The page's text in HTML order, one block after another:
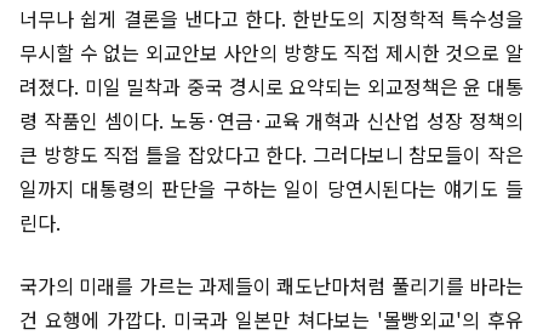
너무나 쉽게 결론을 낸다고 한다. 한반도의 지정학적 특수성을
무시할 수 없는 외교안보 사안의 방향도 직접 제시한 것으로 알
려졌다. 미일 밀착과 중국 경시로 요약되는 외교정책은 윤 대통
령 작품인 셈이다. 노동·연금·교육 개혁과 신산업 성장 정책의
큰 방향도 직접 틀을 잡았다고 한다. 그러다보니 참모들이 작은
일까지 대통령의 판단을 구하는 일이 당연시된다는 얘기도 들
린다.
국가의 미래를 가르는 과제들이 쾌도난마처럼 풀리기를 바라는
건 요행에 가깝다. 미국과 일본만 쳐다보는 '몰빵외교'의 후유